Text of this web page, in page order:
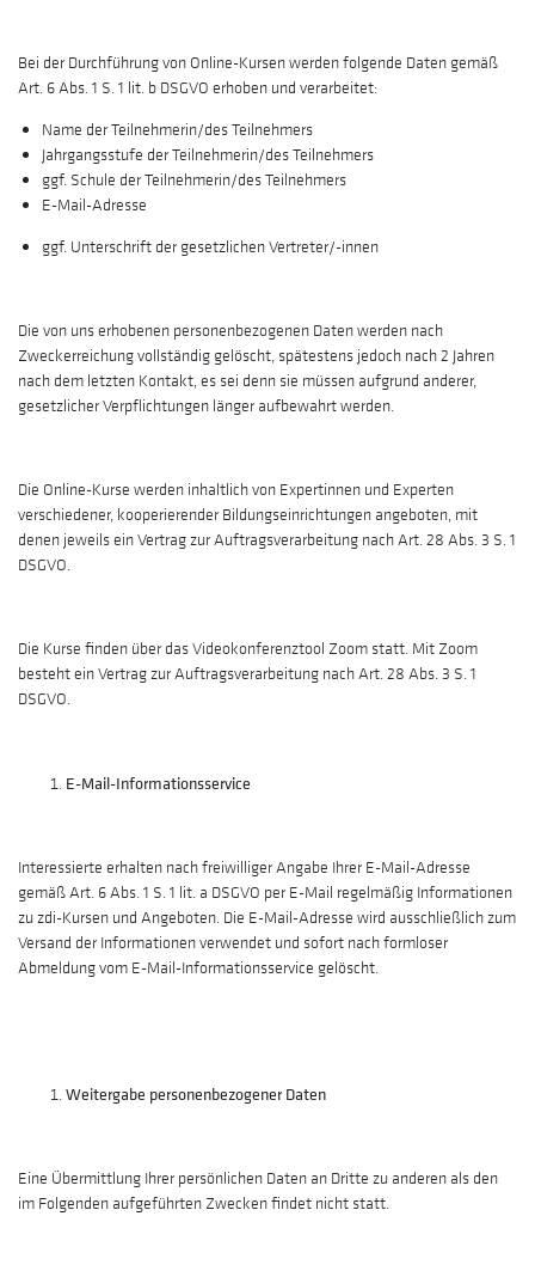
Bei der Durchführung von Online-Kursen werden folgende Daten gemäß
Art. 6 Abs. 1 S. 1 lit. b DSGVO erhoben und verarbeitet:
Name der Teilnehmerin/des Teilnehmers
Jahrgangsstufe der Teilnehmerin/des Teilnehmers
ggf. Schule der Teilnehmerin/des Teilnehmers
E-Mail-Adresse
ggf. Unterschrift der gesetzlichen Vertreter/-innen
Die von uns erhobenen personenbezogenen Daten werden nach
Zweckerreichung vollständig gelöscht, spätestens jedoch nach 2 Jahren
nach dem letzten Kontakt, es sei denn sie müssen aufgrund anderer,
gesetzlicher Verpflichtungen länger aufbewahrt werden.
Die Online-Kurse werden inhaltlich von Expertinnen und Experten
verschiedener, kooperierender Bildungseinrichtungen angeboten, mit
denen jeweils ein Vertrag zur Auftragsverarbeitung nach Art. 28 Abs. 3 S. 1
DSGVO.
Die Kurse finden über das Videokonferenztool Zoom statt. Mit Zoom
besteht ein Vertrag zur Auftragsverarbeitung nach Art. 28 Abs. 3 S. 1
DSGVO.
E-Mail-Informationsservice
Interessierte erhalten nach freiwilliger Angabe Ihrer E-Mail-Adresse
gemäß Art. 6 Abs. 1 S. 1 lit. a DSGVO per E-Mail regelmäßig Informationen
zu zdi-Kursen und Angeboten. Die E-Mail-Adresse wird ausschließlich zum
Versand der Informationen verwendet und sofort nach formloser
Abmeldung vom E-Mail-Informationsservice gelöscht.
Weitergabe personenbezogener Daten
Eine Übermittlung Ihrer persönlichen Daten an Dritte zu anderen als den
im Folgenden aufgeführten Zwecken findet nicht statt.